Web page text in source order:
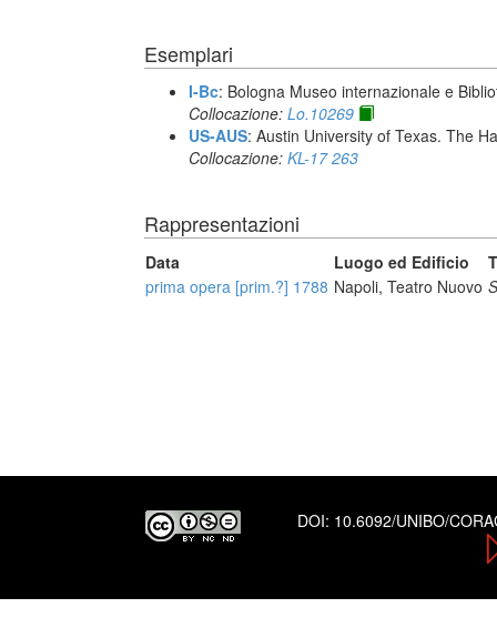
Esemplari
I-Bc: Bologna Museo internazionale e
Collocazione: Lo.10269
US-AUS: Austin University of Texas. The
Collocazione: KL-17 263
Rappresentazioni
Data Luogo ed Edificio
prima opera [prim.?] 1788 Napoli, Teatro Nuovo
DOI: 10.6092/UNIBO/